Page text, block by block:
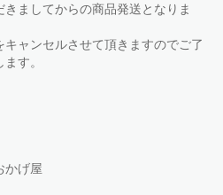
きましてからの商品発送となりま
キャンセルさせて頂きますのでご了
す。
かげ屋